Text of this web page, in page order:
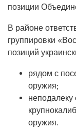
позиции
В районе
группировки
позиций
рядом с
оружия;
неподалеку
оружия.